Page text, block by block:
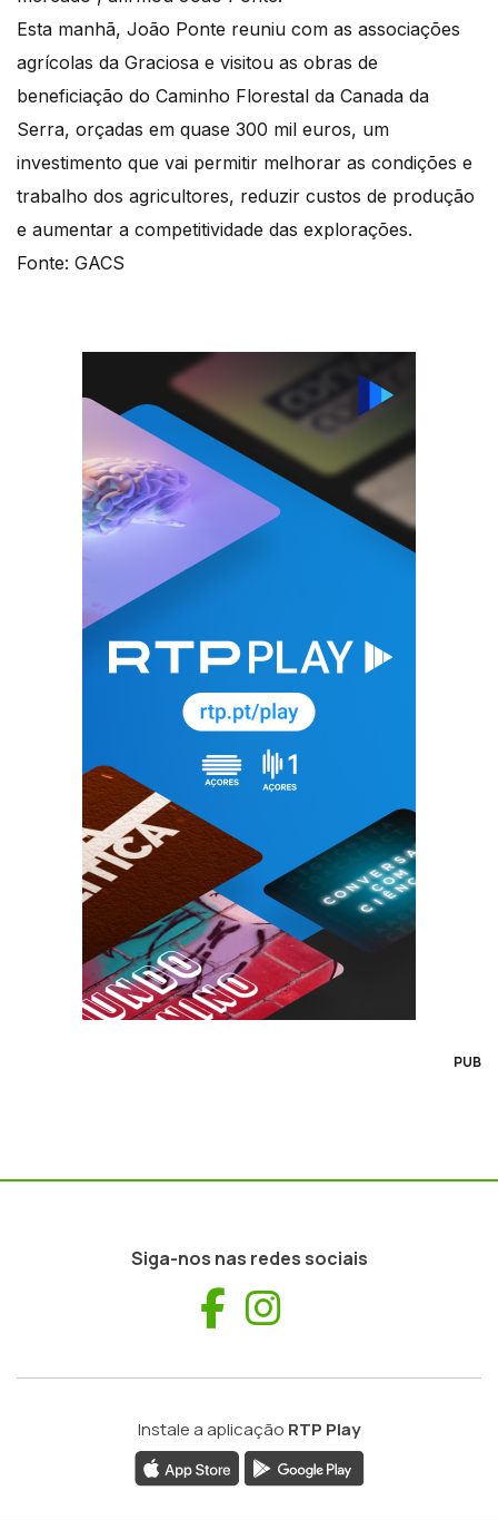
Esta manhã, João Ponte reuniu com as associações
agrícolas da Graciosa e visitou as obras de
beneficiação do Caminho Florestal da Canada da
Serra, orçadas em quase 300 mil euros, um
investimento que vai permitir melhorar as condições e
trabalho dos agricultores, reduzir custos de produção
e aumentar a competitividade das explorações.
Fonte: GACS
PUB
Siga-nos nas redes sociais
Facebook
Instale a aplicação RTP Play